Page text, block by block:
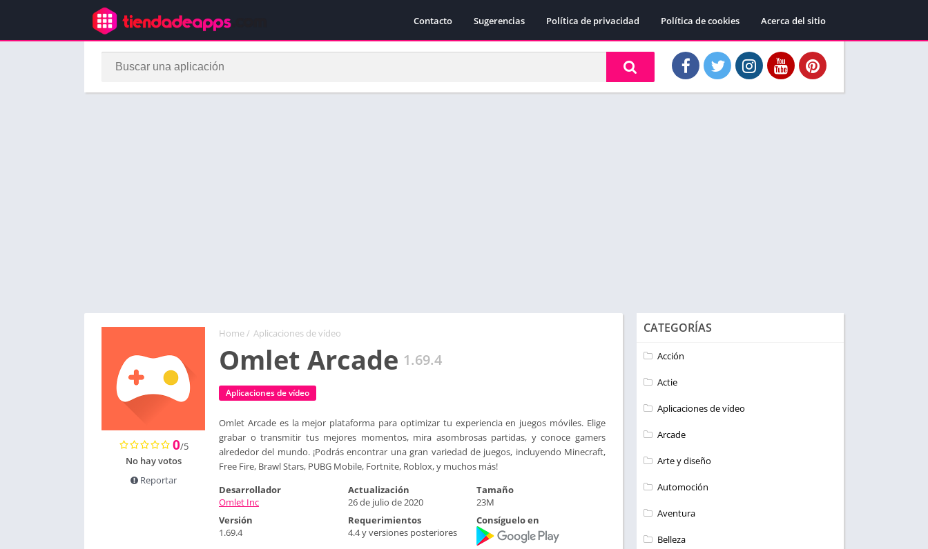
Contacto Sugerencias Política de privacidad Política de cookies Acerca del sitio
Home/ Aplicaciones de vídeo
Omlet Arcade 1.69.4
Aplicaciones de vídeo
Omlet Arcade es la mejor plataforma para optimizar tu experiencia en juegos móviles. Elige
grabar o transmitir tus mejores momentos, mira asombrosas partidas, y conoce gamers
alrededor del mundo. ¡Podrás encontrar una gran variedad de juegos, incluyendo Minecraft,
Free Fire, Brawl Stars, PUBG Mobile, Fortnite, Roblox, y muchos más!
0/5
No hay votos
Reportar
Desarrollador
Omlet Inc
Actualización
26 de julio de 2020
Tamaño
23M
Versión
1.69.4
Requerimientos
4.4 y versiones posteriores
Consíguelo en
CATEGORÍAS
Acción
Actie
Aplicaciones de vídeo
Arcade
Arte y diseño
Automoción
Aventura
Belleza